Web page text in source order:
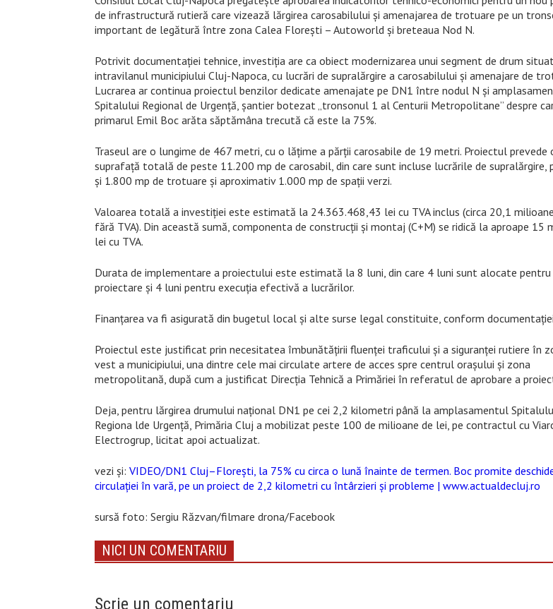
de infrastructură rutieră care vizează lărgirea carosabilului și amenajarea de trotuare pe un
important de legătură între zona Calea Florești – Autoworld și breteaua Nod N.
Potrivit documentației tehnice, investiția are ca obiect modernizarea unui segment de drum
intravilanul municipiului Cluj-Napoca, cu lucrări de supralărgire a carosabilului și amenajare de
Lucrarea ar continua proiectul benzilor dedicate amenajate pe DN1 între nodul N și
Spitalului Regional de Urgență, șantier botezat „tronsonul 1 al Centurii Metropolitane” despre
primarul Emil Boc arăta săptămâna trecută că este la 75%.
Traseul are o lungime de 467 metri, cu o lățime a părții carosabile de 19 metri. Proiectul prevede
suprafață totală de peste 11.200 mp de carosabil, din care sunt incluse lucrările de supralărgire,
și 1.800 mp de trotuare și aproximativ 1.000 mp de spații verzi.
Valoarea totală a investiției este estimată la 24.363.468,43 lei cu TVA inclus (circa 20,1
fără TVA). Din această sumă, componenta de construcții și montaj (C+M) se ridică la aproape 15
lei cu TVA.
Durata de implementare a proiectului este estimată la 8 luni, din care 4 luni sunt alocate pentru
proiectare și 4 luni pentru execuția efectivă a lucrărilor.
Finanțarea va fi asigurată din bugetul local și alte surse legal constituite, conform
Proiectul este justificat prin necesitatea îmbunătățirii fluenței traficului și a siguranței rutiere în
vest a municipiului, una dintre cele mai circulate artere de acces spre centrul orașului și zona
metropolitană, după cum a justificat Direcția Tehnică a Primăriei în referatul de aprobare a
Deja, pentru lărgirea drumului național DN1 pe cei 2,2 kilometri până la amplasamentul
Regiona lde Urgență, Primăria Cluj a mobilizat peste 100 de milioane de lei, pe contractul cu
Electrogrup, licitat apoi actualizat.
vezi și: VIDEO/DN1 Cluj–Florești, la 75% cu circa o lună înainte de termen. Boc promite
circulației în vară, pe un proiect de 2,2 kilometri cu întârzieri și probleme | www.actualdecluj.ro
sursă foto: Sergiu Răzvan/filmare drona/Facebook
NICI UN COMENTARIU
Scrie un comentariu